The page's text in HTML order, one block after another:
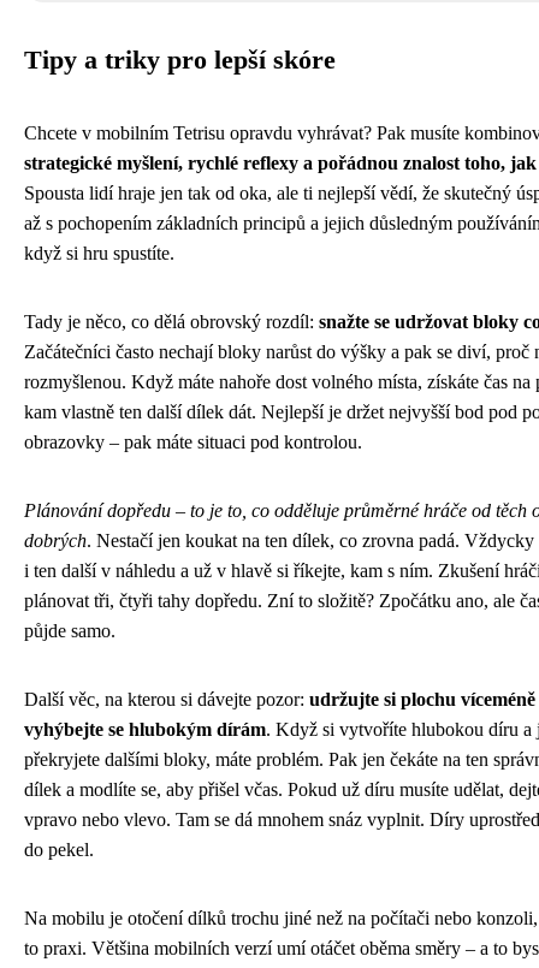
Tipy a triky pro lepší skóre
Chcete v mobilním Tetrisu opravdu vyhrávat? Pak musíte
strategické myšlení, rychlé reflexy a pořádnou znalost toho,
Spousta lidí hraje jen tak od oka, ale ti nejlepší vědí, že skutečný
až s pochopením základních principů a jejich důsledným
když si hru spustíte.
Tady je něco, co dělá obrovský rozdíl: snažte se udržovat bloky
Začátečníci často nechají bloky narůst do výšky a pak se diví, proč
rozmyšlenou. Když máte nahoře dost volného místa, získáte čas na
kam vlastně ten další dílek dát. Nejlepší je držet nejvyšší bod pod
obrazovky – pak máte situaci pod kontrolou.
Plánování dopředu – to je to, co odděluje průměrné hráče od těch
dobrých. Nestačí jen koukat na ten dílek, co zrovna padá. Vždycky
i ten další v náhledu a už v hlavě si říkejte, kam s ním. Zkušení
plánovat tři, čtyři tahy dopředu. Zní to složitě? Zpočátku ano, ale
půjde samo.
Další věc, na kterou si dávejte pozor: udržujte si plochu
vyhýbejte se hlubokým dírám. Když si vytvoříte hlubokou díru a
překryjete dalšími bloky, máte problém. Pak jen čekáte na ten
dílek a modlíte se, aby přišel včas. Pokud už díru musíte udělat,
vpravo nebo vlevo. Tam se dá mnohem snáz vyplnit. Díry
do pekel.
Na mobilu je otočení dílků trochu jiné než na počítači nebo konzoli,
to praxi. Většina mobilních verzí umí otáčet oběma směry – a to